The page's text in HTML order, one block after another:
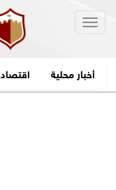
أخبار محلية اقتصاد